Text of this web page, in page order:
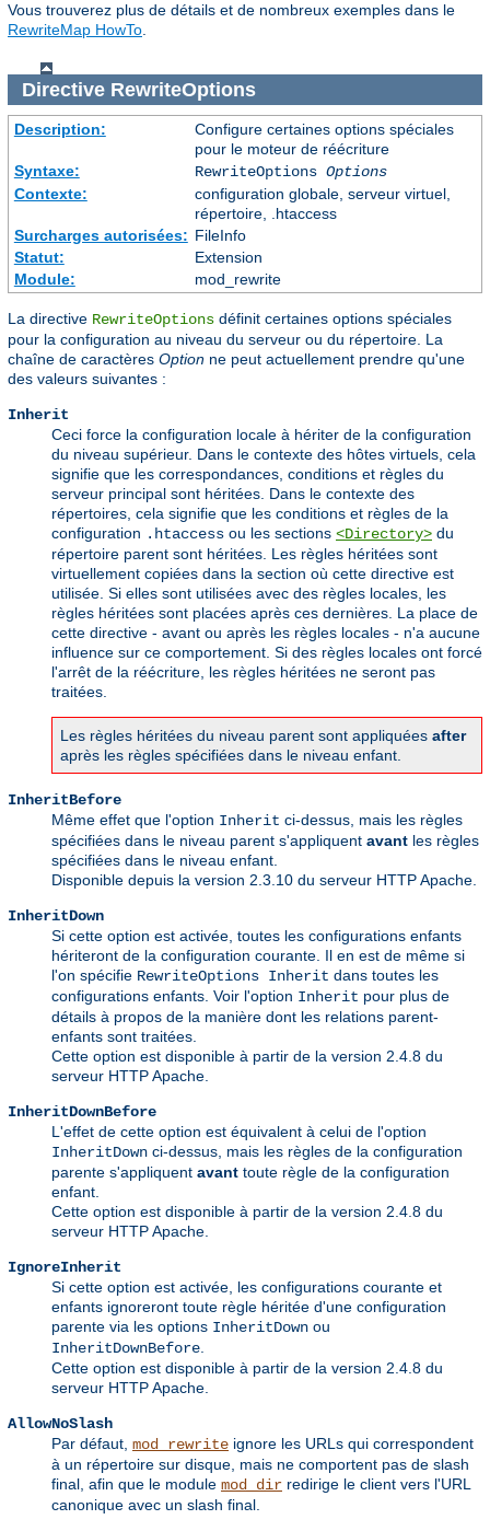
Vous trouverez plus de détails et de nombreux exemples dans le
RewriteMap HowTo
Directive RewriteOptions
Description:
Configure certaines options spéciales
pour le moteur de réécriture
Syntaxe:
RewriteOptions Options
Contexte:
configuration globale, serveur virtuel,
répertoire, .htaccess
Surcharges autorisées: FileInfo
Statut:
Extension
Module:
mod_rewrite
La directive RewriteOptions définit certaines options spéciales
pour la configuration au niveau du serveur ou du répertoire. La
chaîne de caractères Option ne peut actuellement prendre qu'une
des valeurs suivantes :
Inherit
Ceci force la configuration locale à hériter de la configuration
du niveau supérieur. Dans le contexte des hôtes virtuels, cela
signifie que les correspondances, conditions et règles du
serveur principal sont héritées. Dans le contexte des
répertoires, cela signifie que les conditions et règles de la
configuration .htaccess ou les sections <Directory> du
répertoire parent sont héritées. Les règles héritées sont
virtuellement copiées dans la section où cette directive est
utilisée. Si elles sont utilisées avec des règles locales, les
règles héritées sont placées après ces dernières. La place de
cette directive - avant ou après les règles locales - n'a aucune
influence sur ce comportement. Si des règles locales ont forcé
l'arrêt de la réécriture, les règles héritées ne seront pas
traitées.
Les règles héritées du niveau parent sont appliquées after
après les règles spécifiées dans le niveau enfant.
InheritBefore
Même effet que l'option Inherit ci-dessus, mais les règles
spécifiées dans le niveau parent s'appliquent avant les règles
spécifiées dans le niveau enfant.
Disponible depuis la version 2.3.10 du serveur HTTP Apache.
InheritDown
Si cette option est activée, toutes les configurations enfants
hériteront de la configuration courante. Il en est de même si
l'on spécifie RewriteOptions Inherit dans toutes les
configurations enfants. Voir l'option Inherit pour plus de
détails à propos de la manière dont les relations parent-
enfants sont traitées.
Cette option est disponible à partir de la version 2.4.8 du
serveur HTTP Apache.
InheritDownBefore
L'effet de cette option est équivalent à celui de l'option
InheritDown ci-dessus, mais les règles de la configuration
parente s'appliquent avant toute règle de la configuration
enfant.
Cette option est disponible à partir de la version 2.4.8 du
serveur HTTP Apache.
IgnoreInherit
Si cette option est activée, les configurations courante et
enfants ignoreront toute règle héritée d'une configuration
parente via les options InheritDown ou
InheritDownBefore.
Cette option est disponible à partir de la version 2.4.8 du
serveur HTTP Apache.
AllowNoSlash
Par défaut, mod_rewrite ignore les URLs qui correspondent
à un répertoire sur disque, mais ne comportent pas de slash
final, afin que le module mod_dir redirige le client vers l'URL
canonique avec un slash final.